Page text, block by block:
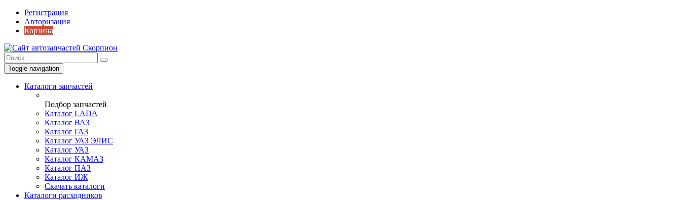
Регистрация
Авторизация
Корзина
Toggle navigation
Каталоги запчастей
Подбор запчастей
Каталог LADA
Каталог ВАЗ
Каталог ГАЗ
Каталог УАЗ ЭЛИС
Каталог УАЗ
Каталог КАМАЗ
Каталог ПАЗ
Каталог ИЖ
Скачать каталоги
Каталоги расходников